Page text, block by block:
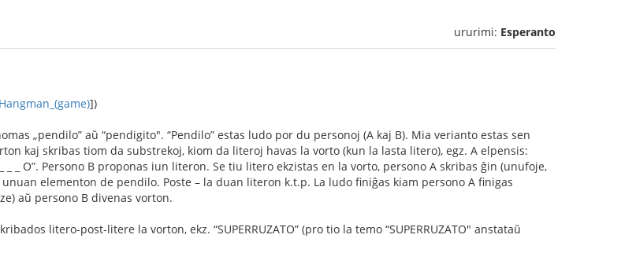
ururimi: Esperanto
])
„pendilo” aŭ “pendigito". “Pendilo” estas ludo por du personoj (A kaj B). Mia verianto estas sen
kaj skribas tiom da substrekoj, kiom da literoj havas la vorto (kun la lasta litero), egz. A elpensis:
_ _ _ _ O”. Persono B proponas iun literon. Se tiu litero ekzistas en la vorto, persono A skribas ĝin (unufoje,
elementon de pendilo. Poste – la duan literon k.t.p. La ludo finiĝas kiam persono A finigas
aŭ persono B divenas vorton.
litero-post-litere la vorton, ekz. “SUPERRUZATO” (pro tio la temo “SUPERRUZATO" anstataŭ